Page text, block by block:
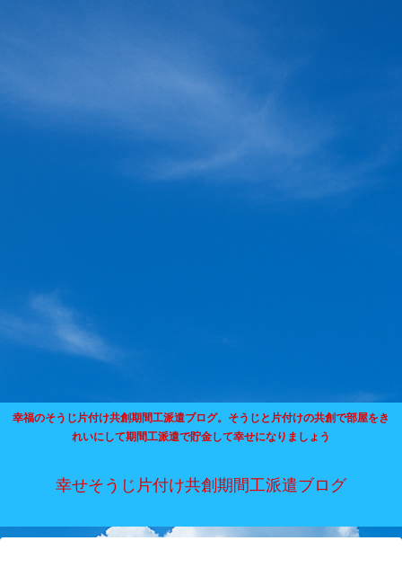
幸福のそうじ片付け共創期間工派遣ブログ。そうじと片付けの共創で部屋をき
れいにして期間工派遣で貯金して幸せになりましょう
幸せそうじ片付け共創期間工派遣ブログ